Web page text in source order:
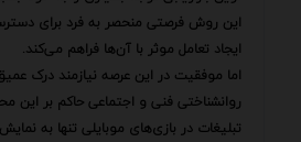
این روش فرصتی منحصر به فرد برای
ایجاد تعامل موثر با آن‌ها فراهم می‌کند.
اما موفقیت در این عرصه نیازمند درک
روانشناختی فنی و اجتماعی حاکم بر این
تبلیغات در بازی‌های موبایلی تنها به